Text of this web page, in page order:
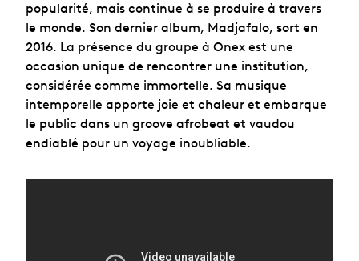
popularité, mais continue à se produire à travers
le monde. Son dernier album, Madjafalo, sort en
2016. La présence du groupe à Onex est une
occasion unique de rencontrer une institution,
considérée comme immortelle. Sa musique
intemporelle apporte joie et chaleur et embarque
le public dans un groove afrobeat et vaudou
endiablé pour un voyage inoubliable.